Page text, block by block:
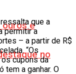
ouros e
no
que a
permitir a
– a partir de R$
“Os
cupons da
a ganhar. O